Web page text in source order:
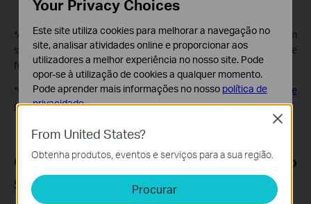
*Alguns dispositivos Tapo, Kasa, entre outros, ainda não podem
ser adicionados, mas mais modelos serão suportados através de
futuras atualizações de firmware.
*O Deco M9 Plus suporta Zigbee e Bluetooth. Consulte alista de
compatibilidade.
Quais são as diferenças entre o Deco
Smart Home e as apps Tapo/Kasa?
From United States?
Obtenha produtos, eventos e serviços para a sua região.
Procurar
Close
Your Privacy Choices
Este site utiliza cookies para melhorar a navegação no
site, analisar atividades online e proporcionar aos
utilizadores a melhor experiência no nosso site. Pode
opor-se à utilização de cookies a qualquer momento.
Pode aprender mais informações no nosso política de
privacidade.
Cookies Básicos
Os cookies são necessários para o funcionamento do
website e não podem ser desativados nos seus
Cookies de Análise e Marketing